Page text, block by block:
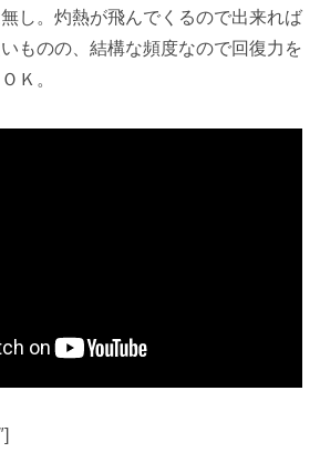
し。 灼熱が飛んでくるので出来れば
ものの、結構な頻度なので回復力を
Ｋ。